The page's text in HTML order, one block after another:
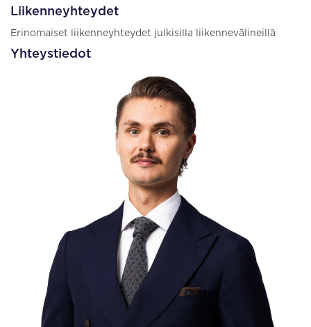
Liikenneyhteydet
Erinomaiset liikenneyhteydet julkisilla liikennevälineillä
Yhteystiedot